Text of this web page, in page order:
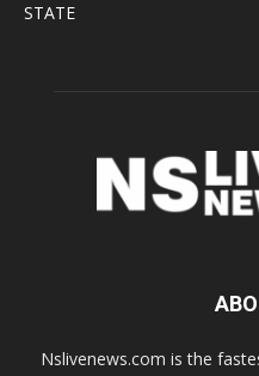
STATE
Nslivenews.com is the